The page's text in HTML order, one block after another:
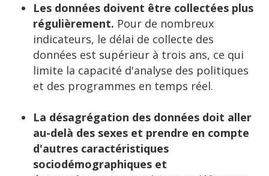
Les données doivent être collectées plus
régulièrement. Pour de nombreux
indicateurs, le délai de collecte des
données est supérieur à trois ans, ce qui
limite la capacité d'analyse des politiques
et des programmes en temps réel.
La désagrégation des données doit aller
au-delà des sexes et prendre en compte
d'autres caractéristiques
sociodémographiques et